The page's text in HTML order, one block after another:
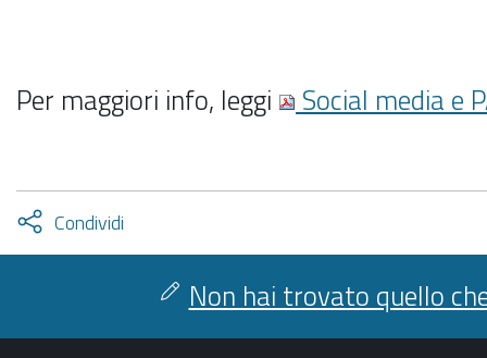
Per maggiori info, leggi Social media e
Condividi
facebook
twitter
Attiva
condividi
Non hai trovato quello